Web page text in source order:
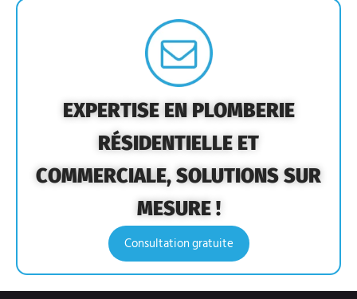
EXPERTISE EN PLOMBERIE
RÉSIDENTIELLE ET
COMMERCIALE, SOLUTIONS SUR
MESURE !
Consultation gratuite